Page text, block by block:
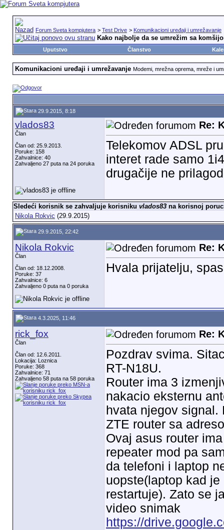
Forum Sveta kompjutera > Test Drive > Komunikacioni uređaji i umrežavanje
Kako najbolje da se umrežim sa
Uputstvo Članstvo
Komunikacioni uređaji i umrežavanje Modemi, mrežna oprema, mreže i
29.9.2015, 8:18
vlados83
Član
Član od: 25.9.2013.
Poruke: 158
Zahvalnice: 40
Zahvaljeno 27 puta na 24 poruka
Re:
Telekomov ADSL
interet rade samo
drugačije ne
Sledeći korisnik se zahvaljuje korisniku vlados83na korisnoj
Nikola Rokvic (29.9.2015)
29.9.2015, 22:42
Nikola Rokvic
Član
Član od: 18.12.2008.
Poruke: 37
Zahvalnice: 6
Zahvaljeno 0 puta na 0 poruka
Re:
Hvala prijatelju,
4.3.2025, 11:46
rick_fox
Član
Član od: 12.6.2011.
Lokacija: Loznica
Poruke: 368
Zahvalnice: 71
Zahvaljeno 58 puta na 58 poruka
Re:
Pozdrav svima.
RT-N18U.
Router ima 3
nakacio eksternu
hvata njegov
ZTE router sa
Ovaj asus router
repeater mod pa
da telefoni i laptop
uopste(laptop kad
restartuje). Zato se
video snimak
https://